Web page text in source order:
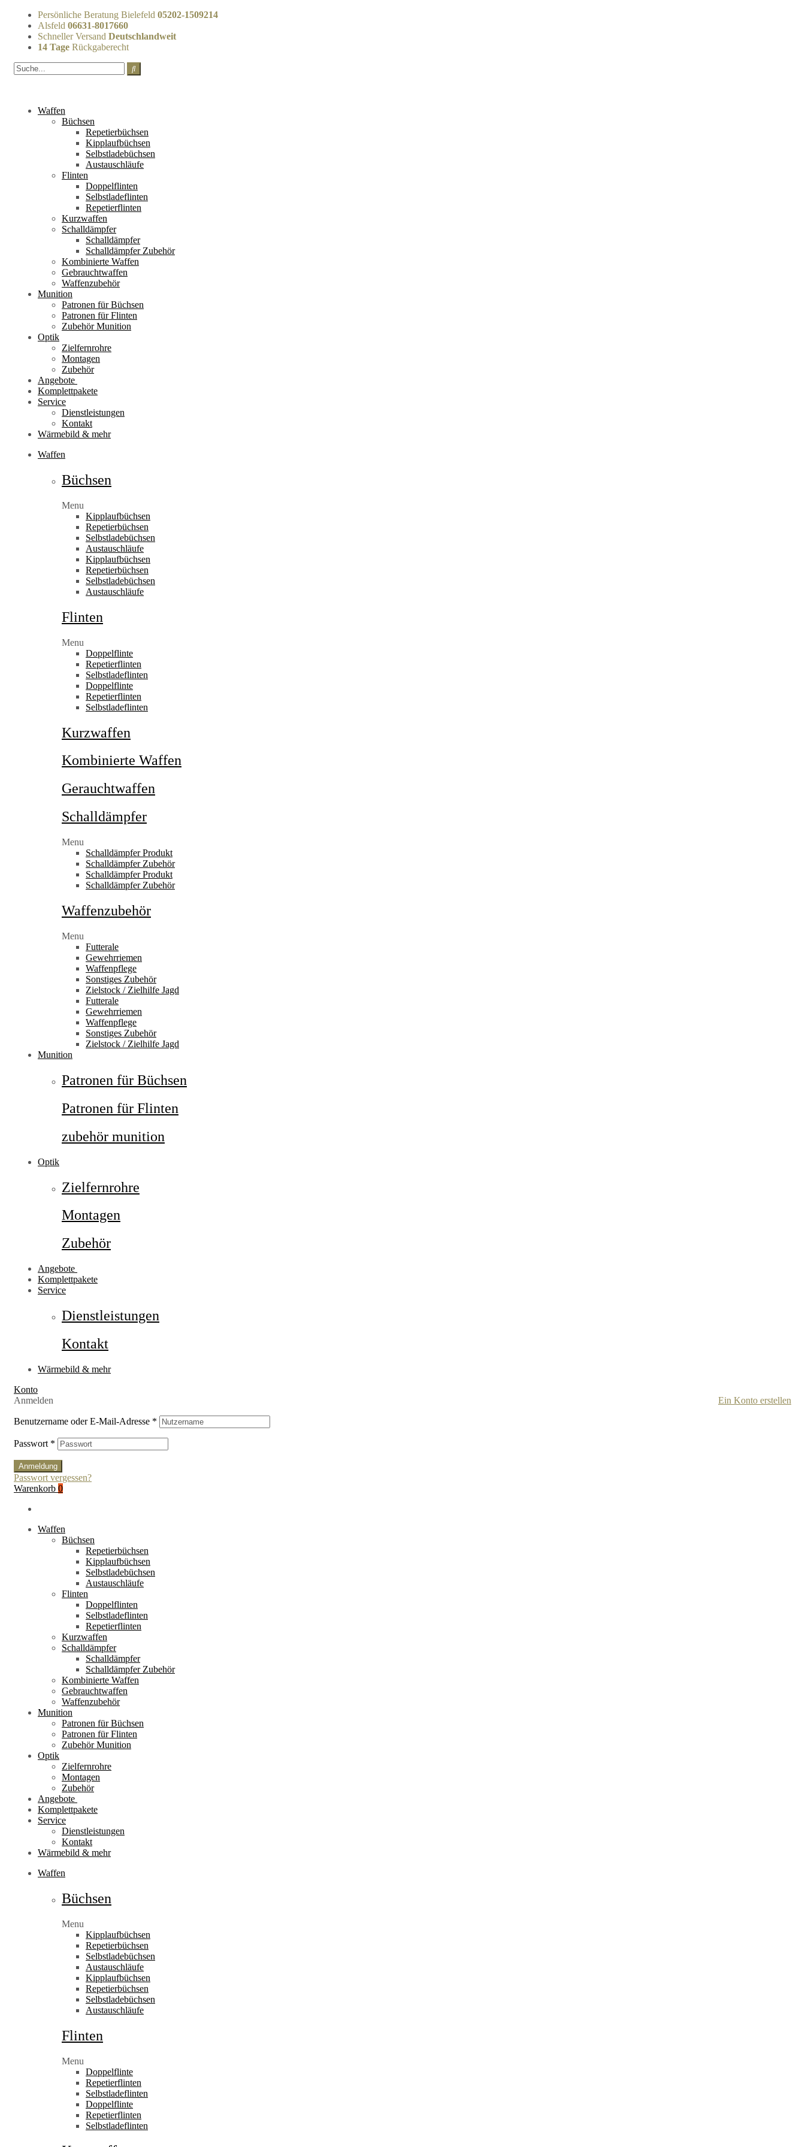
Persönliche Beratung Bielefeld 05202-1509214
Alsfeld 06631-8017660
Schneller Versand Deutschlandweit
14 Tage Rückgaberecht
Waffen
Büchsen
Repetierbüchsen
Kipplaufbüchsen
Selbstladebüchsen
Austauschläufe
Flinten
Doppelflinten
Selbstladeflinten
Repetierflinten
Kurzwaffen
Schalldämpfer
Schalldämpfer
Schalldämpfer Zubehör
Kombinierte Waffen
Gebrauchtwaffen
Waffenzubehör
Munition
Patronen für Büchsen
Patronen für Flinten
Zubehör Munition
Optik
Zielfernrohre
Montagen
Zubehör
Angebote
Komplettpakete
Service
Dienstleistungen
Kontakt
Wärmebild & mehr
Waffen
Büchsen
Menu
Kipplaufbüchsen
Repetierbüchsen
Selbstladebüchsen
Austauschläufe
Kipplaufbüchsen
Repetierbüchsen
Selbstladebüchsen
Austauschläufe
Flinten
Menu
Doppelflinte
Repetierflinten
Selbstladeflinten
Doppelflinte
Repetierflinten
Selbstladeflinten
Kurzwaffen
Kombinierte Waffen
Gerauchtwaffen
Schalldämpfer
Menu
Schalldämpfer Produkt
Schalldämpfer Zubehör
Schalldämpfer Produkt
Schalldämpfer Zubehör
Waffenzubehör
Menu
Futterale
Gewehrriemen
Waffenpflege
Sonstiges Zubehör
Zielstock / Zielhilfe Jagd
Futterale
Gewehrriemen
Waffenpflege
Sonstiges Zubehör
Zielstock / Zielhilfe Jagd
Munition
Patronen für Büchsen
Patronen für Flinten
zubehör munition
Optik
Zielfernrohre
Montagen
Zubehör
Angebote
Komplettpakete
Service
Dienstleistungen
Kontakt
Wärmebild & mehr
Konto
Anmelden
Ein Konto erstellen
Benutzername oder E-Mail-Adresse *
Passwort *
Anmeldung
Passwort vergessen?
Warenkorb 0
Waffen
Büchsen
Repetierbüchsen
Kipplaufbüchsen
Selbstladebüchsen
Austauschläufe
Flinten
Doppelflinten
Selbstladeflinten
Repetierflinten
Kurzwaffen
Schalldämpfer
Schalldämpfer
Schalldämpfer Zubehör
Kombinierte Waffen
Gebrauchtwaffen
Waffenzubehör
Munition
Patronen für Büchsen
Patronen für Flinten
Zubehör Munition
Optik
Zielfernrohre
Montagen
Zubehör
Angebote
Komplettpakete
Service
Dienstleistungen
Kontakt
Wärmebild & mehr
Waffen
Büchsen
Menu
Kipplaufbüchsen
Repetierbüchsen
Selbstladebüchsen
Austauschläufe
Kipplaufbüchsen
Repetierbüchsen
Selbstladebüchsen
Austauschläufe
Flinten
Menu
Doppelflinte
Repetierflinten
Selbstladeflinten
Doppelflinte
Repetierflinten
Selbstladeflinten